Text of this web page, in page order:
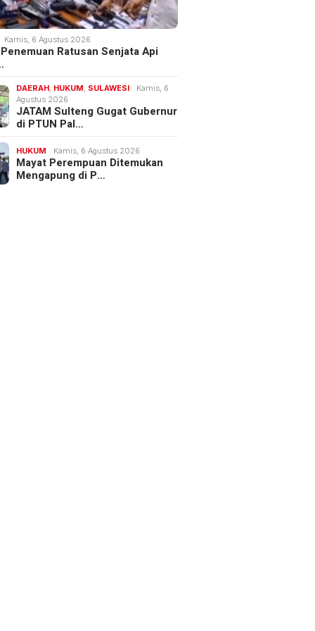
Kamis, 6 Agustus 2026
Ratusan Senjata Api
DAERAH, HUKUM, SULAWESI
Kamis, 6
Agustus 2026
JATAM Sulteng Gugat Gubernur
di PTUN Pal…
HUKUM Kamis, 6 Agustus 2026
Mayat Perempuan Ditemukan
Mengapung di P…